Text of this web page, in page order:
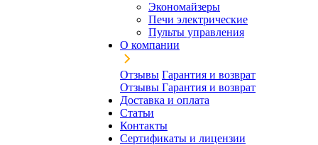
Экономайзеры
Печи электрические
Пульты управления
О компании
Отзывы Гарантия и возврат
Отзывы Гарантия и возврат
Доставка и оплата
Статьи
Контакты
Сертификаты и лицензии